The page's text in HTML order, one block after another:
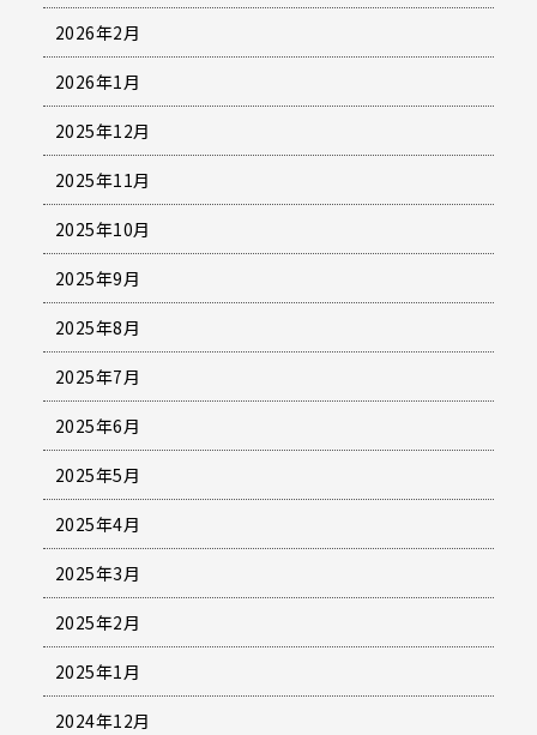
2026年2月
2026年1月
2025年12月
2025年11月
2025年10月
2025年9月
2025年8月
2025年7月
2025年6月
2025年5月
2025年4月
2025年3月
2025年2月
2025年1月
2024年12月